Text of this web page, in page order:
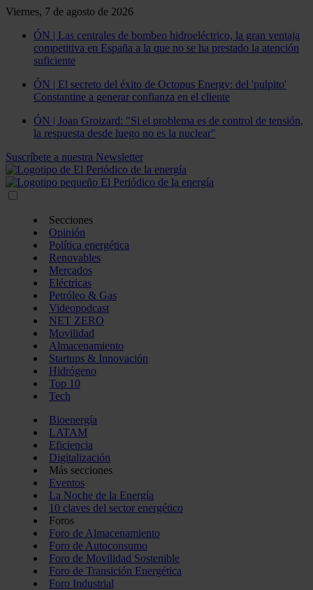
Viernes, 7 de agosto de 2026
ÓN | Las centrales de bombeo hidroeléctrico, la gran ventaja
competitiva en España a la que no se ha prestado la atención
suficiente
ÓN | El secreto del éxito de Octopus Energy: del 'pulpito'
Constantine a generar confianza en el cliente
ÓN | Joan Groizard: "Si el problema es de control de tensión,
la respuesta desde luego no es la nuclear"
Suscríbete a nuestra Newsletter
Secciones
Opinión
Política energética
Renovables
Mercados
Eléctricas
Petróleo & Gas
Videopodcast
NET ZERO
Movilidad
Almacenamiento
Startups & Innovación
Hidrógeno
Top 10
Tech
Bioenergía
LATAM
Eficiencia
Digitalización
Más secciones
Eventos
La Noche de la Energía
10 claves del sector energético
Foros
Foro de Almacenamiento
Foro de Autoconsumo
Foro de Movilidad Sostenible
Foro de Transición Energética
Foro Industrial